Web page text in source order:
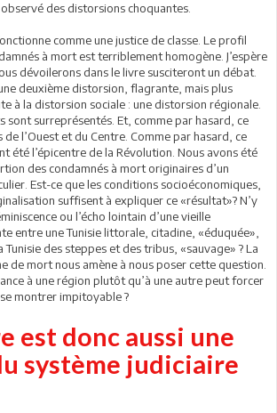
des distorsions choquantes.
comme une justice de classe. Le profil
à mort est terriblement homogène. J’espère
dévoilerons dans le livre susciteront un débat.
deuxième distorsion, flagrante, mais plus
à la distorsion sociale : une distorsion régionale.
sont surreprésentés. Et, comme par hasard, ce
l’Ouest et du Centre. Comme par hasard, ce
été l’épicentre de la Révolution. Nous avons été
des condamnés à mort originaires d’un
Est-ce que les conditions socioéconomiques,
suffisent à expliquer ce «résultat»? N’y
ou l’écho lointain d’une vieille
entre une Tunisie littorale, citadine, «éduquée»,
Tunisie des steppes et des tribus, «sauvage» ? La
de mort nous amène à nous poser cette question.
à une région plutôt qu’à une autre peut forcer
montrer impitoyable ?
est donc aussi une
système judiciaire